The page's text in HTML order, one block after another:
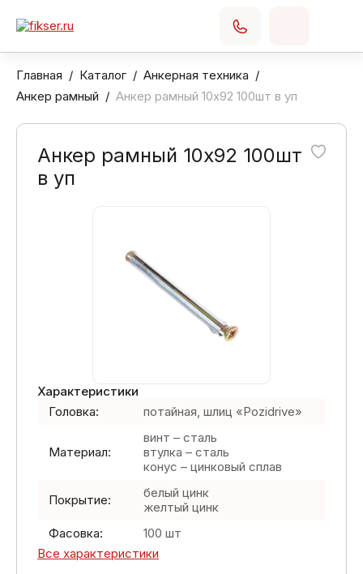
Главная Каталог
Анкерная техника
Анкер рамный
Анкер рамный 10х92 100шт в уп
Анкер рамный 10х92 100шт
в уп
Характеристики
Головка:
потайная, шлиц «Pozidrive»
Материал:
винт – сталь
втулка – сталь
конус – цинковый сплав
Покрытие:
белый цинк
желтый цинк
Фасовка:
100 шт
Все характеристики